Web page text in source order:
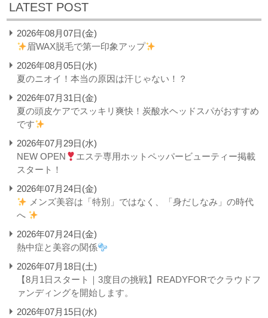
LATEST POST
2026年08月07日(金)
眉WAX脱毛で第一印象アップ
2026年08月05日(水)
夏のニオイ！本当の原因は汗じゃない！？
2026年07月31日(金)
夏の頭皮ケアでスッキリ爽快！炭酸水ヘッドスパがおすすめ
です
2026年07月29日(水)
NEW OPEN
エステ専用ホットペッパービューティー掲載
スタート！
2026年07月24日(金)
メンズ美容は「特別」ではなく、「身だしなみ」の時代
へ
2026年07月24日(金)
熱中症と美容の関係
2026年07月18日(土)
【8月1日スタート｜3度目の挑戦】READYFORでクラウドフ
ァンディングを開始します。
2026年07月15日(水)